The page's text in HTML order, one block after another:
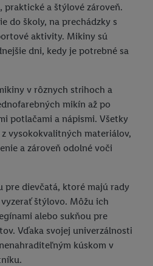
praktické a štýlové zároveň.
do školy, na prechádzky s
aktivity. Mikiny sú
dni, kedy je potrebné sa
v rôznych strihoch a
mikín až po
potlačami a nápismi. Všetky
vysokokvalitných materiálov,
a zároveň odolné voči
pre dievčatá, ktoré majú rady
štýlovo. Môžu ich
alebo sukňou pre
Vďaka svojej univerzálnosti
kúskom v
zlúčená aj s inými identifikátormi
spoločnosť Criteo SA pridelila.
s retargetingom, t. j.
prejavili záujem (napr.
košíka v internetovom
službách spoločnosti Lidl ak
koncových zariadení alebo
spoločnosti Lidl, pomocou vašej
a prípadne ďalších
ktoré má spoločnosť Criteo SA k
povoliť jednotlivé účely a nájsť
spracúvania osobných
" môžete povoliť iba
Kliknutím na "Súhlasím
na všetky vyššie uvedené účely.